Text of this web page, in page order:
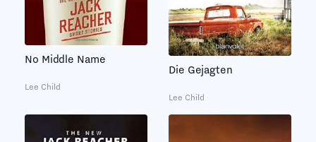
No Middle Name
Lee Child
Die Gejagten
Lee Child